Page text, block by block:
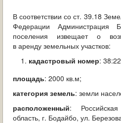
ПОИСК ПО САЙТУ
В соответствии со ст. 39.18
Федерации Администрация
поселения извещает о
в аренду земельных участков:
кадастровый номер:
площадь: 2000 кв.м;
категория земель: земли
расположенный:
область, г. Бодайбо, ул.